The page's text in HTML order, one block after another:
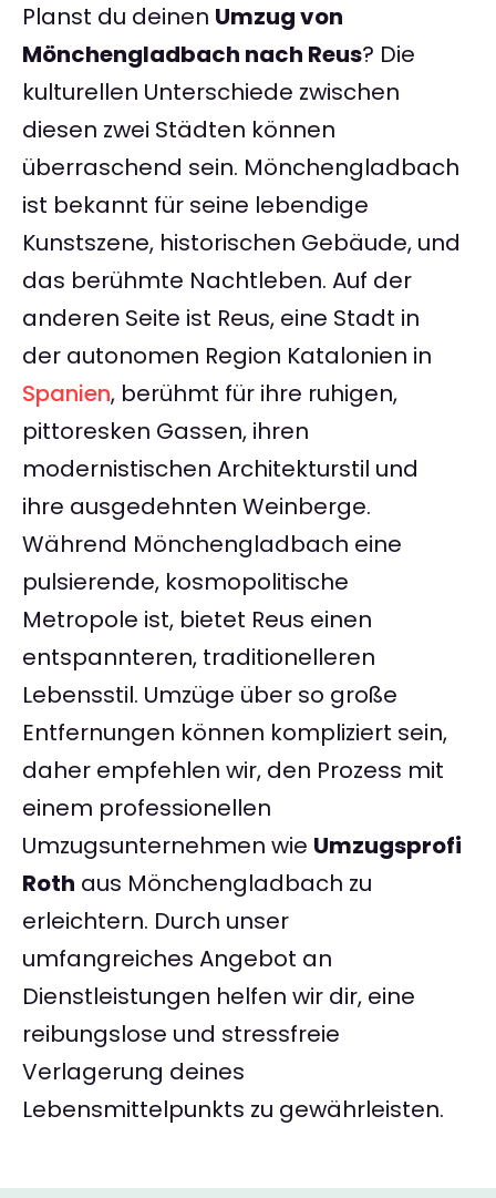
Planst du deinen Umzug von
Mönchengladbach nach Reus? Die
kulturellen Unterschiede zwischen
diesen zwei Städten können
überraschend sein. Mönchengladbach
ist bekannt für seine lebendige
Kunstszene, historischen Gebäude, und
das berühmte Nachtleben. Auf der
anderen Seite ist Reus, eine Stadt in
der autonomen Region Katalonien in
Spanien, berühmt für ihre ruhigen,
pittoresken Gassen, ihren
modernistischen Architekturstil und
ihre ausgedehnten Weinberge.
Während Mönchengladbach eine
pulsierende, kosmopolitische
Metropole ist, bietet Reus einen
entspannteren, traditionelleren
Lebensstil. Umzüge über so große
Entfernungen können kompliziert sein,
daher empfehlen wir, den Prozess mit
einem professionellen
Umzugsunternehmen wie Umzugsprofi
Roth aus Mönchengladbach zu
erleichtern. Durch unser
umfangreiches Angebot an
Dienstleistungen helfen wir dir, eine
reibungslose und stressfreie
Verlagerung deines
Lebensmittelpunkts zu gewährleisten.